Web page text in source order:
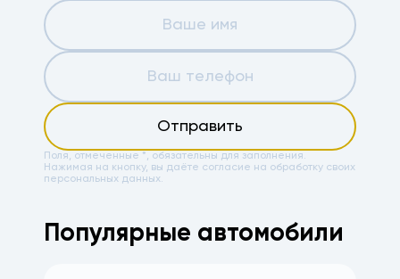
Отправить
Поля, отмеченные *, обязательны для заполнения.
Нажимая на кнопку, вы даёте согласие на обработку своих
персональных данных.
Популярные автомобили